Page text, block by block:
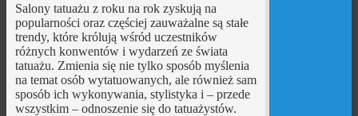
Salony tatuażu z roku na rok zyskują na
popularności oraz częściej zauważalne są stałe
trendy, które królują wśród uczestników
różnych konwentów i wydarzeń ze świata
tatuażu. Zmienia się nie tylko sposób myślenia
na temat osób wytatuowanych, ale również sam
sposób ich wykonywania, stylistyka i – przede
wszystkim – odnoszenie się do tatuażystów.